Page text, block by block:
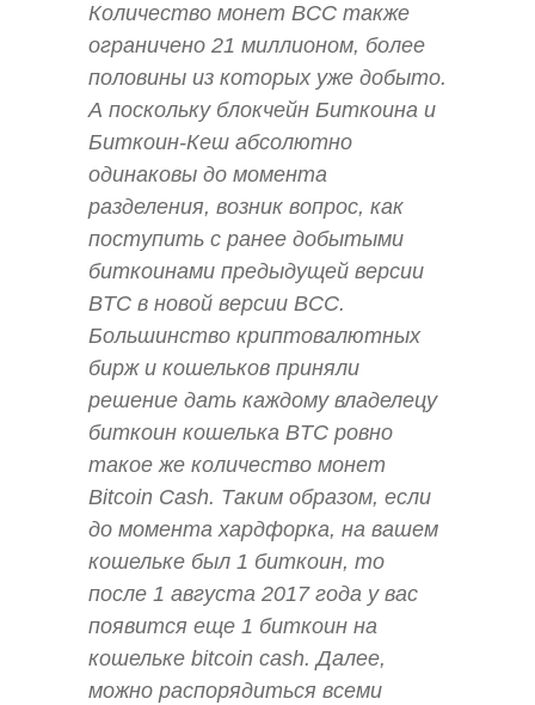
Количество монет BCC также
ограничено 21 миллионом, более
половины из которых уже добыто.
А поскольку блокчейн Биткоина и
Биткоин-Кеш абсолютно
одинаковы до момента
разделения, возник вопрос, как
поступить с ранее добытыми
биткоинами предыдущей версии
BTC в новой версии BCC.
Большинство криптовалютных
бирж и кошельков приняли
решение дать каждому владелецу
биткоин кошелька BTC ровно
такое же количество монет
Bitcoin Cash. Таким образом, если
до момента хардфорка, на вашем
кошельке был 1 биткоин, то
после 1 августа 2017 года у вас
появится еще 1 биткоин на
кошельке bitcoin cash. Далее,
можно распорядиться всеми